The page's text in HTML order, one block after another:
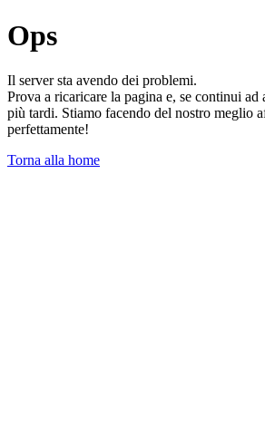
Ops
Il server sta avendo dei problemi.
Prova a ricaricare la pagina e, se continui
più tardi. Stiamo facendo del nostro meglio
perfettamente!
Torna alla home